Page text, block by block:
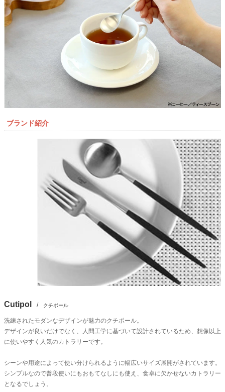
ブランド紹介
Cutipol / クチポール
洗練されたモダンなデザインが魅力のクチポール。
デザインが良いだけでなく、人間工学に基づいて設計されているため、想像以上
に使いやすく人気のカトラリーです。
シーンや用途によって使い分けられるように幅広いサイズ展開がされています。
シンプルなので普段使いにもおもてなしにも使え、食卓に欠かせないカトラリー
となるでしょう。